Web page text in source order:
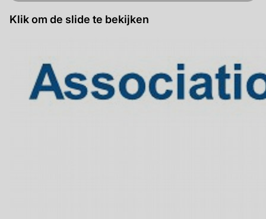
Klik om de slide te bekijken